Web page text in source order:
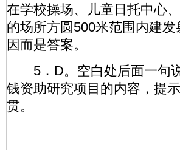
在学校操场、儿童日托中心
的场所方圆500米范围内建
因而是答案。
5．D。空白处后面一句说
钱资助研究项目的内容，提
贯。